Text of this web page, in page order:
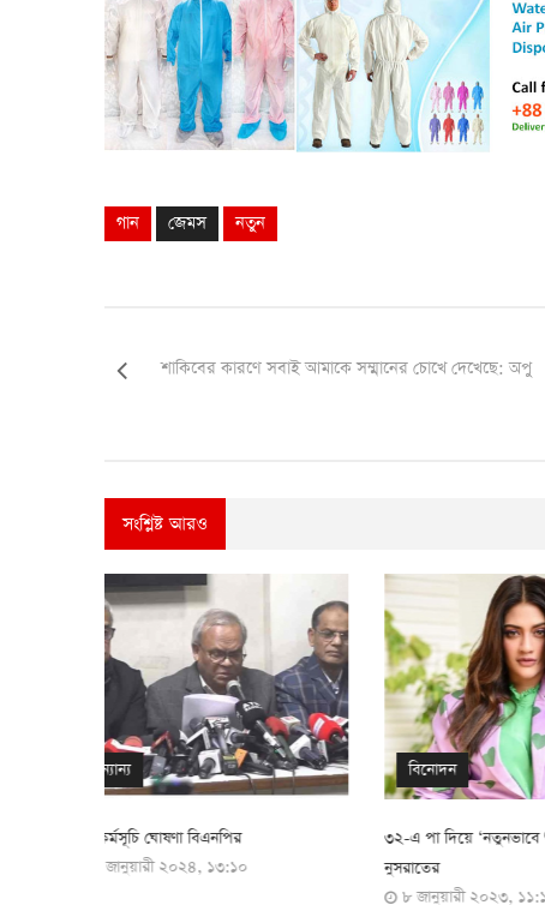
গান জেমস নতুন
শাকিবের কারণে সবাই আমাকে সম্মানের চোখে দেখেছে: অপু
সংশ্লিষ্ট আরও
বিনোদন
৩২-এ পা দিয়ে ‘নতুনভাবে শুরুর’ বার্তা
নুসরাতের
বিনোদন
ড. অরূপ রতন